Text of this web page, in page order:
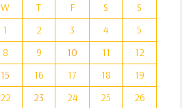
W T F S
S
1
2 3 4
5
8 9 10 11
12
15 16 17 18
19
22 23 24 25
26